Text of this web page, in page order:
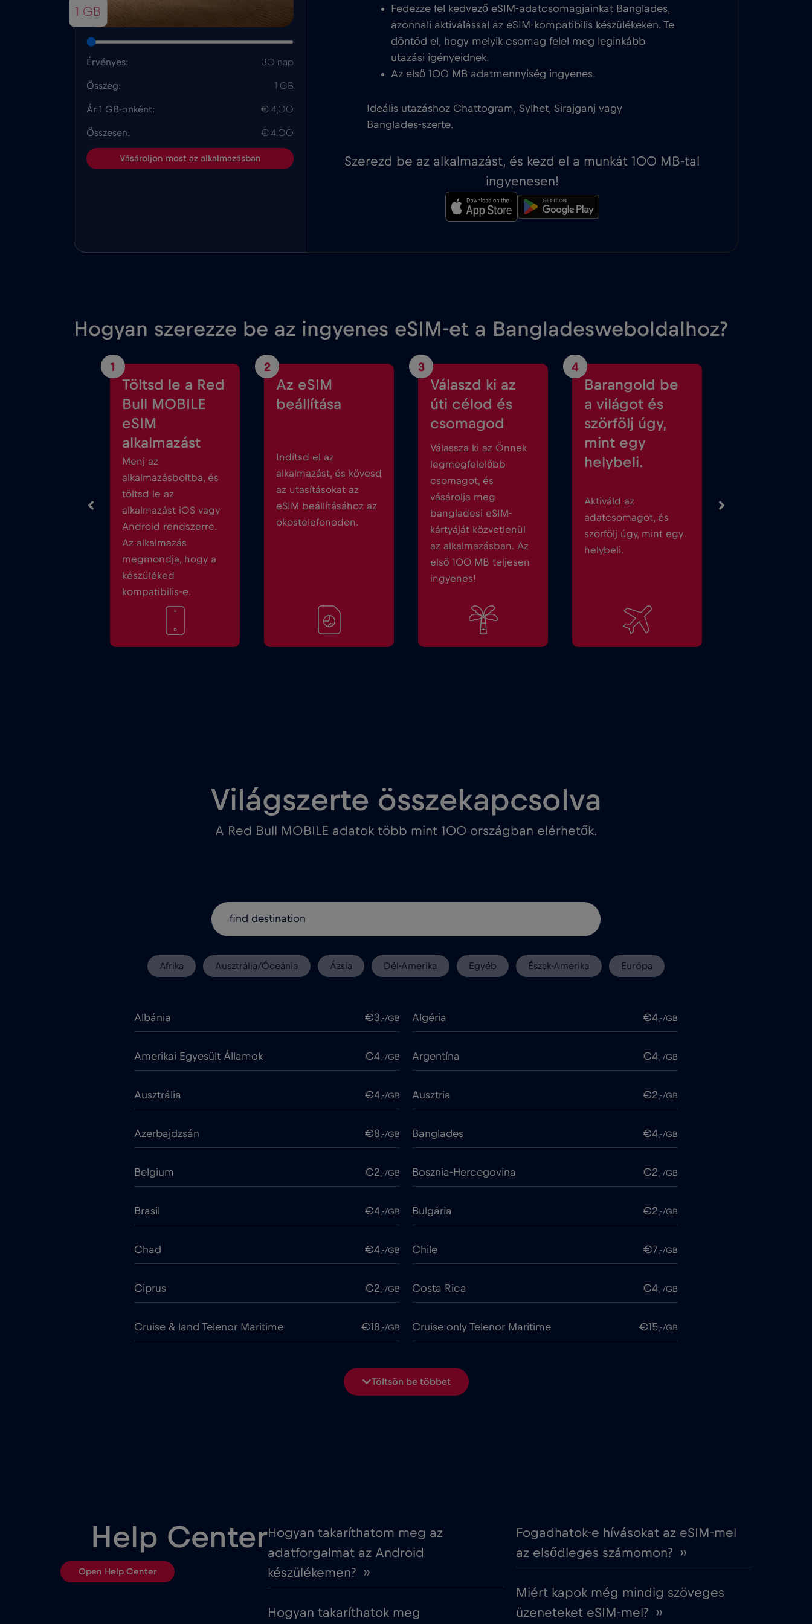
1 GB
Érvényes: 30 nap
Összeg: 1 GB
Ár 1 GB-onként: € 4,00
Összesen: € 4.00
Vásároljon most az alkalmazásban
Fedezze fel kedvező eSIM-adatcsomagjainkat Banglades,
azonnali aktiválással az eSIM-kompatibilis készülékeken. Te
döntöd el, hogy melyik csomag felel meg leginkább
utazási igényeidnek.
Az első 100 MB adatmennyiség ingyenes.
Ideális utazáshoz Chattogram, Sylhet, Sirajganj vagy
Banglades-szerte.
Szerezd be az alkalmazást, és kezd el a munkát 100 MB-tal
ingyenesen!
Hogyan szerezze be az ingyenes eSIM-et a Bangladesweboldalhoz?
1
Töltsd le a Red
Bull MOBILE
eSIM
alkalmazást
Menj az
alkalmazásboltba, és
töltsd le az
alkalmazást iOS vagy
Android rendszerre.
Az alkalmazás
megmondja, hogy a
készüléked
kompatibilis-e.
2
Az eSIM
beállítása
Indítsd el az
alkalmazást, és kövesd
az utasításokat az
eSIM beállításához az
okostelefonodon.
3
Válaszd ki az
úti célod és
csomagod
Válassza ki az Önnek
legmegfelelőbb
csomagot, és
vásárolja meg
bangladesi eSIM-
kártyáját közvetlenül
az alkalmazásban. Az
első 100 MB teljesen
ingyenes!
4
Barangold be
a világot és
szörfölj úgy,
mint egy
helybeli.
Aktiváld az
adatcsomagot, és
szörfölj úgy, mint egy
helybeli.
Világszerte összekapcsolva
A Red Bull MOBILE adatok több mint 100 országban elérhetők.
Afrika Ausztrália/Óceánia Ázsia Dél-Amerika Egyéb Észak-Amerika Európa
Albánia €3,-/GB Algéria €4,-/GB
Amerikai Egyesült Államok €4,-/GB Argentína €4,-/GB
Ausztrália €4,-/GB Ausztria €2,-/GB
Azerbajdzsán €8,-/GB Banglades €4,-/GB
Belgium €2,-/GB Bosznia-Hercegovina €2,-/GB
Brasil €4,-/GB Bulgária €2,-/GB
Chad €4,-/GB Chile €7,-/GB
Ciprus €2,-/GB Costa Rica €4,-/GB
Cruise & land Telenor Maritime €18,-/GB Cruise only Telenor Maritime €15,-/GB
€2,-/GB Dánia
Észtország €2 ,-/GB Európai Unió €4,-/GB
€2,-/GB
Töltsön be többet
Help Center
Open Help Center
Hogyan takaríthatom meg az
adatforgalmat az Android
készülékemen? ››
Fogadhatok-e hívásokat az eSIM-mel
az elsődleges számomon? ››
Miért kapok még mindig szöveges
üzeneteket eSIM-mel? ››
Hogyan takaríthatok meg